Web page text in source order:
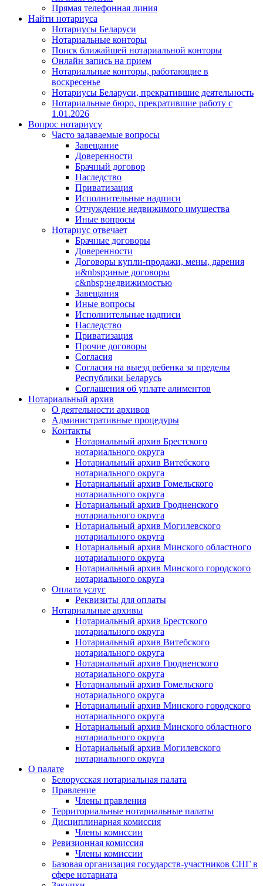
Прямая телефонная линия
Найти нотариуса
Нотариусы Беларуси
Нотариальные конторы
Поиск ближайшей нотариальной конторы
Онлайн запись на прием
Нотариальные конторы, работающие в
воскресенье
Нотариусы Беларуси, прекратившие деятельность
Нотариальные бюро, прекратившие работу с
1.01.2026
Вопрос нотариусу
Часто задаваемые вопросы
Завещание
Доверенности
Брачный договор
Наследство
Приватизация
Исполнительные надписи
Отчуждение недвижимого имущества
Иные вопросы
Нотариус отвечает
Брачные договоры
Доверенности
Договоры купли-продажи, мены, дарения
и&nbsp;иные договоры
с&nbsp;недвижимостью
Завещания
Иные вопросы
Исполнительные надписи
Наследство
Приватизация
Прочие договоры
Согласия
Согласия на выезд ребенка за пределы
Республики Беларусь
Соглашения об уплате алиментов
Нотариальный архив
О деятельности архивов
Административные процедуры
Контакты
Нотариальный архив Брестского
нотариального округа
Нотариальный архив Витебского
нотариального округа
Нотариальный архив Гомельского
нотариального округа
Нотариальный архив Гродненского
нотариального округа
Нотариальный архив Могилевского
нотариального округа
Нотариальный архив Минского областного
нотариального округа
Нотариальный архив Минского городского
нотариального округа
Оплата услуг
Реквизиты для оплаты
Нотариальные архивы
Нотариальный архив Брестского
нотариального округа
Нотариальный архив Витебского
нотариального округа
Нотариальный архив Гродненского
нотариального округа
Нотариальный архив Гомельского
нотариального округа
Нотариальный архив Минского городского
нотариального округа
Нотариальный архив Минского областного
нотариального округа
Нотариальный архив Могилевского
нотариального округа
О палате
Белорусская нотариальная палата
Правление
Члены правления
Территориальные нотариальные палаты
Дисциплинарная комиссия
Члены комиссии
Ревизионная комиссия
Члены комиссии
Базовая организация государств-участников СНГ в
сфере нотариата